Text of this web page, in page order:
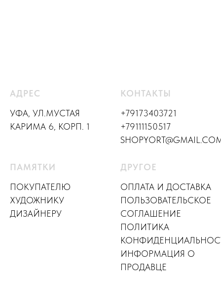
АДРЕС
УФА, УЛ.МУСТАЯ
КАРИМА 6, КОРП. 1
КОНТАКТЫ
+79173403721
+79111150517
ПАМЯТКИ
ПОКУПАТЕЛЮ
ХУДОЖНИКУ
ДИЗАЙНЕРУ
ДРУГОЕ
ОПЛАТА И ДОСТАВКА
ПОЛЬЗОВАТЕЛЬСКОЕ
СОГЛАШЕНИЕ
ПОЛИТИКА
ИНФОРМАЦИЯ О
ПРОДАВЦЕ